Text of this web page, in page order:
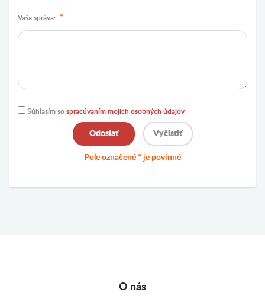
Vaša správa: *
Súhlasím so spracúvaním mojich osobných údajov
Odoslať
Pole označené * je povinné
O nás